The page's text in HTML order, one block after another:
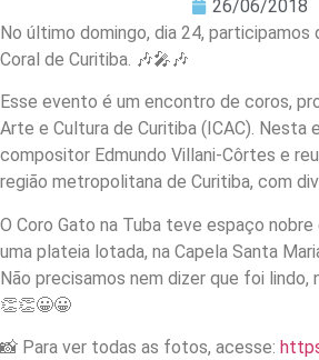
26/06/2018
No último domingo, dia 24, participamos
Coral de Curitiba. 🎶🎤🎶
Esse evento é um encontro de coros,
Arte e Cultura de Curitiba (ICAC). Nesta
compositor Edmundo Villani-Côrtes e
região metropolitana de Curitiba, com
O Coro Gato na Tuba teve espaço
uma plateia lotada, na Capela Santa
Não precisamos nem dizer que foi lindo,
👏👏😀😀
📸 Para ver todas as fotos, acesse: